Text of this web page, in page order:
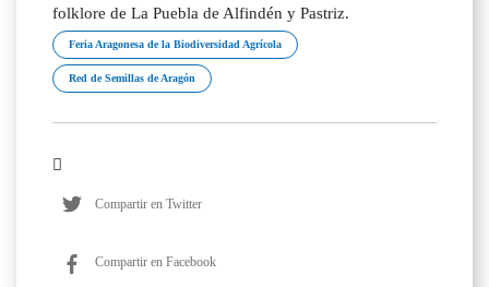
folklore de La Puebla de Alfindén y Pastriz.
Feria Aragonesa de la Biodiversidad Agrícola
Red de Semillas de Aragón
Compartir en Twitter
Compartir en Facebook